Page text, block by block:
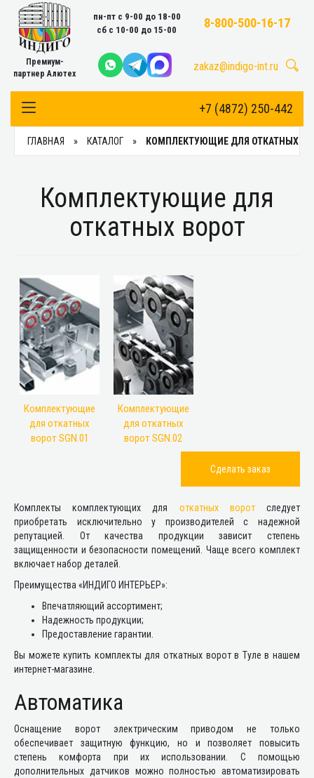
Премиум-
партнер Алютех
пн-пт с 9-00 до 18-00
сб с 10-00 до 15-00
8-800-500-16-17
zakaz@indigo-int.ru
+7 (4872) 250-442
Toggle Navigation
ГЛАВНАЯ КАТАЛОГ КОМПЛЕКТУЮЩИЕ ДЛЯ ОТКАТНЫХ
Комплектующие для
откатных ворот
Комплектующие
для откатных
ворот SGN.01
Комплектующие
для откатных
ворот SGN.02
Сделать заказ
Комплекты комплектующих для откатных воротследует
приобретать исключительно у производителей с надежной
репутацией. От качества продукции зависит степень
защищенности и безопасности помещений. Чаще всего комплект
включает набор деталей.
Преимущества «ИНДИГО ИНТЕРЬЕР»:
Впечатляющий ассортимент;
Надежность продукции;
Предоставление гарантии.
Вы можете купить комплекты для откатных ворот в Туле в нашем
интернет-магазине.
Автоматика
Оснащение ворот электрическим приводом не только
обеспечивает защитную функцию, но и позволяет повысить
степень комфорта при их использовании. С помощью
дополнительных датчиков можно полностью автоматизировать